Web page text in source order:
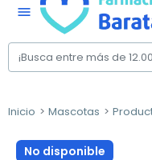
menu
Inicio Mascotas
No disponible